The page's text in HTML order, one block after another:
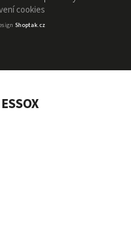
cookies
Shoptak.cz